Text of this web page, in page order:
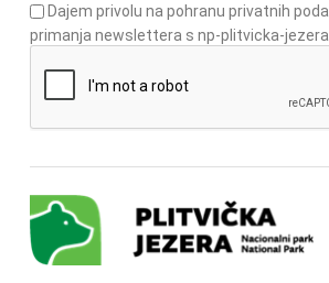
Dajem privolu na pohranu privatnih
primanja newslettera s np-plitvicka-